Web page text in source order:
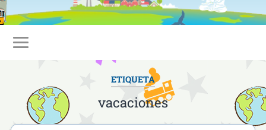
ETIQUETA
vacaciones